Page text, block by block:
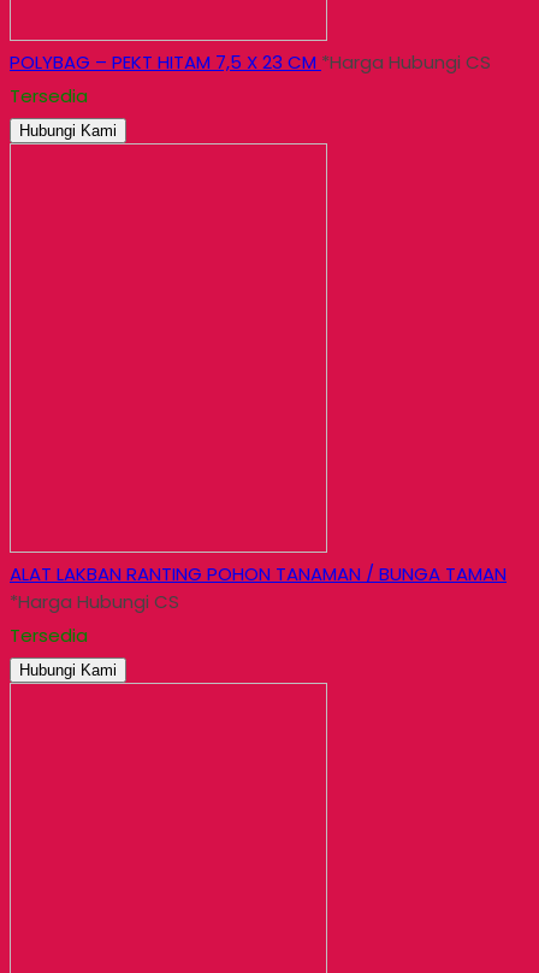
POLYBAG – PEKT HITAM 7,5 X 23 CM *Harga Hubungi CS
Tersedia
Hubungi Kami
ALAT LAKBAN RANTING POHON TANAMAN / BUNGA TAMAN
*Harga Hubungi CS
Tersedia
Hubungi Kami